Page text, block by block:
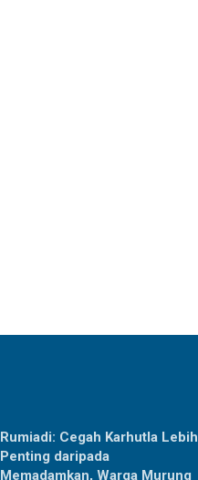
Rumiadi: Cegah Karhutla Lebih
Penting daripada
Memadamkan, Warga Murung